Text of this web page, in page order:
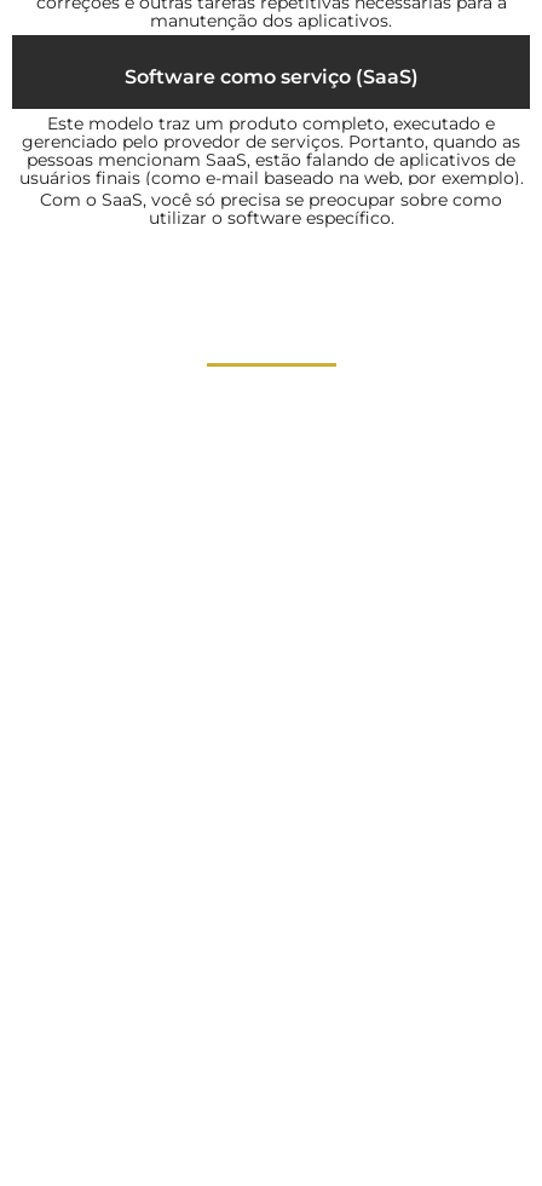
manutenção dos aplicativos.
Software como serviço (SaaS)
Este modelo traz um produto completo, executado e
gerenciado pelo provedor de serviços. Portanto, quando as
pessoas mencionam SaaS, estão falando de aplicativos de
usuários finais (como e-mail baseado na web, por exemplo).
Com o SaaS, você só precisa se preocupar sobre como
utilizar o software específico.